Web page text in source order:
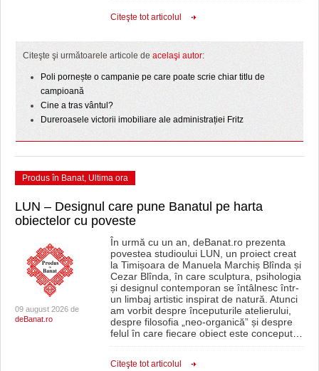
Citeşte tot articolul
Citeşte şi următoarele articole de acelaşi autor:
Poli pornește o campanie pe care poate scrie chiar titlu de
campioană
Cine a tras vântul?
Dureroasele victorii imobiliare ale administrației Fritz
Produs în Banat, Ultima ora
LUN – Designul care pune Banatul pe harta
obiectelor cu poveste
09 august 2026 de
deBanat.ro
În urmă cu un an, deBanat.ro prezenta
povestea studioului LUN, un proiect creat
la Timișoara de Manuela Marchiș Blînda și
Cezar Blînda, în care sculptura, psihologia
și designul contemporan se întâlnesc într-
un limbaj artistic inspirat de natură. Atunci
am vorbit despre începuturile atelierului,
despre filosofia „neo-organică” și despre
felul în care fiecare obiect este conceput…
Citeşte tot articolul